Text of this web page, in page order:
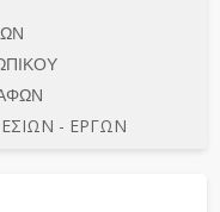
ΣΥΜΜΕΤΟΧΗΣ
- Ε.Α.ΔΗ.ΣΥ.
ΣΥΜΜΕΤΟΧΗΣ
ΣΥΜΜΕΤΟΧΗΣ
- ΕΡΓΩΝ